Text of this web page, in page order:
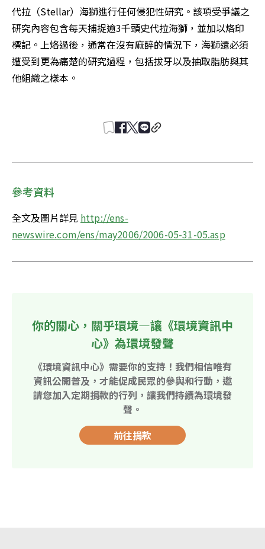
代拉（Stellar）海獅進行任何侵犯性研究。該項受爭議之
研究內容包含每天捕捉逾3千頭史代拉海獅，並加以烙印
標記。上烙過後，通常在沒有麻醉的情況下，海獅還必須
遭受到更為痛楚的研究過程，包括拔牙以及抽取脂肪與其
他組織之樣本。
參考資料
全文及圖片詳見 http://ens-
newswire.com/ens/may2006/2006-05-31-05.asp
你的關心，關乎環境—讓《環境資訊中
心》為環境發聲
《環境資訊中心》需要你的支持！我們相信唯有
資訊公開普及，才能促成民眾的參與和行動，邀
請您加入定期捐款的行列，讓我們持續為環境發
聲。
前往捐款